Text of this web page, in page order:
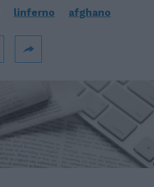
linferno afghano